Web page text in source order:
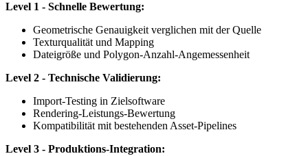
Level 1 - Schnelle Bewertung:
Geometrische Genauigkeit verglichen mit der Quelle
Texturqualität und Mapping
Dateigröße und Polygon-Anzahl-Angemessenheit
Level 2 - Technische Validierung:
Import-Testing in Zielsoftware
Rendering-Leistungs-Bewertung
Kompatibilität mit bestehenden Asset-Pipelines
Level 3 - Produktions-Integration: